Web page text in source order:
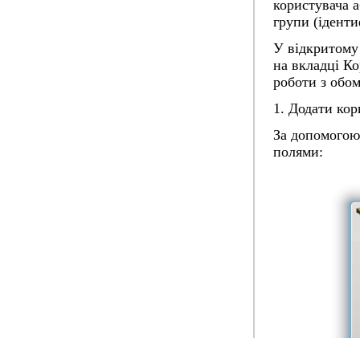
користувача
групи
У відкритому
на вкладці
роботи з
1. Додати
За
полями: